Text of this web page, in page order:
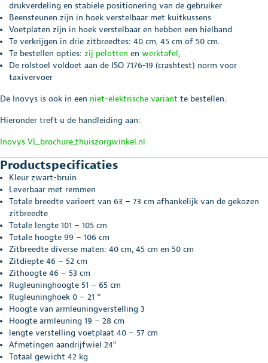
drukverdeling en stabiele positionering van de gebruiker
Beensteunen zijn in hoek verstelbaar met kuitkussens
Voetplaten zijn in hoek verstelbaar en hebben een hielband
Te verkrijgen in drie zitbreedtes: 40 cm, 45 cm of 50 cm.
Te bestellen opties: zij pelotten en werktafel,
De rolstoel voldoet aan de ISO 7176-19 (crashtest) norm voor
taxivervoer
De Inovys is ook in een niet-elektrische variant te bestellen.
Hieronder treft u de handleiding aan:
Inovys VL_brochure_thuiszorgwinkel.nl
Productspecificaties
Kleur zwart-bruin
Leverbaar met remmen
Totale breedte varieert van 63 – 73 cm afhankelijk van de gekozen
zitbreedte
Totale lengte 101 – 105 cm
Totale hoogte 99 – 106 cm
Zitbreedte diverse maten: 40 cm, 45 cm en 50 cm
Zitdiepte 46 – 52 cm
Zithoogte 46 – 53 cm
Rugleuninghoogte 51 – 65 cm
Rugleuninghoek 0 – 21 °
Hoogte van armleuningverstelling 3
Hoogte armleuning 19 – 28 cm
lengte verstelling voetplaat 40 – 57 cm
Afmetingen aandrijfwiel 24″
Totaal gewicht 42 kg